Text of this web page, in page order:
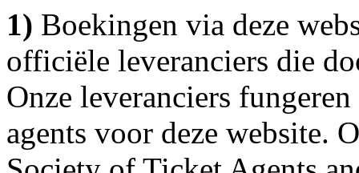
1) Boekingen via deze
officiële leveranciers die
Onze leveranciers
agents voor deze website.